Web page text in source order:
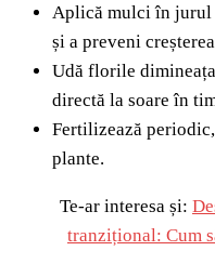
Aplică mulci în jurul
și a preveni
Udă florile
directă la soare în
Fertilizează
plante.
Te-ar interesa și:
tranzițional: Cum